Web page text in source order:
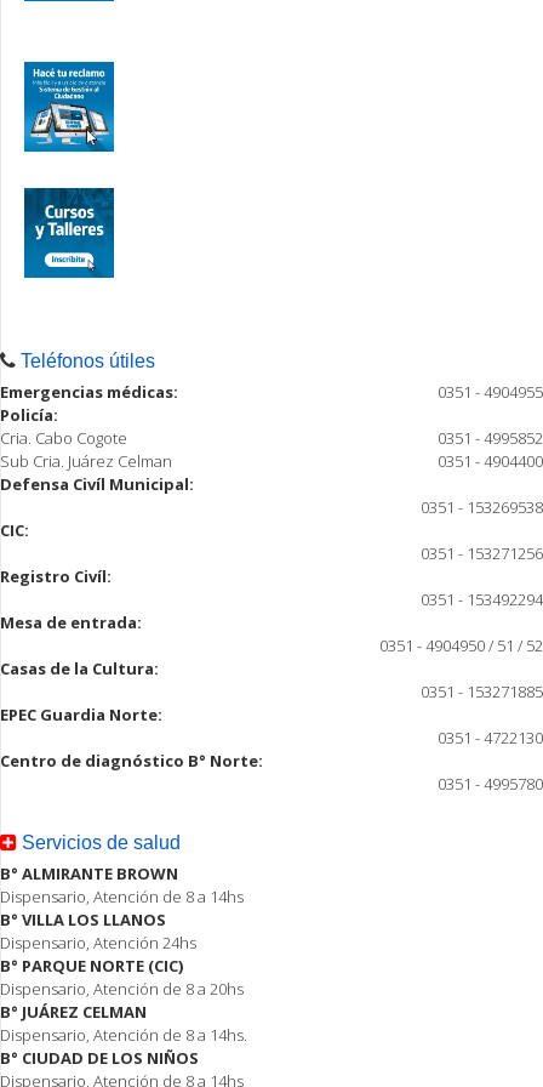
Teléfonos útiles
Emergencias médicas:
0351 - 4904955
Policía:
Cria. Cabo Cogote
0351 - 4995852
Sub Cria. Juárez Celman
0351 - 4904400
Defensa Civíl Municipal:
0351 - 153269538
CIC:
0351 - 153271256
Registro Civíl:
0351 - 153492294
Mesa de entrada:
0351 - 4904950 / 51 / 52
Casas de la Cultura:
0351 - 153271885
EPEC Guardia Norte:
0351 - 4722130
Centro de diagnóstico B° Norte:
0351 - 4995780
Servicios de salud
B° ALMIRANTE BROWN
Dispensario, Atención de 8 a 14hs
B° VILLA LOS LLANOS
Dispensario, Atención 24hs
B° PARQUE NORTE (CIC)
Dispensario, Atención de 8 a 20hs
B° JUÁREZ CELMAN
Dispensario, Atención de 8 a 14hs.
B° CIUDAD DE LOS NIÑOS
Dispensario, Atención de 8 a 14hs